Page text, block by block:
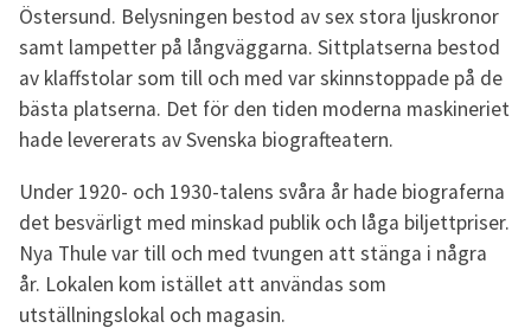
Östersund. Belysningen bestod av sex stora ljuskronor
samt lampetter på långväggarna. Sittplatserna bestod
av klaffstolar som till och med var skinnstoppade på de
bästa platserna. Det för den tiden moderna maskineriet
hade levererats av Svenska biografteatern.
Under 1920- och 1930-talens svåra år hade biograferna
det besvärligt med minskad publik och låga biljettpriser.
Nya Thule var till och med tvungen att stänga i några
år. Lokalen kom istället att användas som
utställningslokal och magasin.